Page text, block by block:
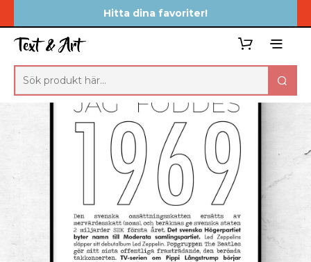
Hitta dina favoriter!